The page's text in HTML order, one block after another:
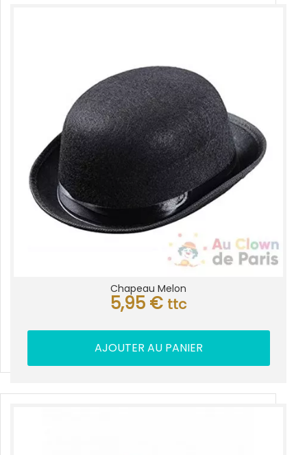
Chapeau Melon
5,95 € ttc
AJOUTER AU PANIER